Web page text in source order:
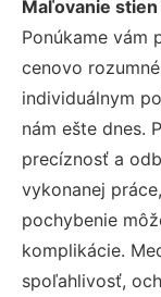
Maľovanie
Ponúkame vám
cenovo
individuálnym
nám ešte dnes.
precíznosť a
vykonanej
pochybenie
komplikácie.
spoľahlivosť,